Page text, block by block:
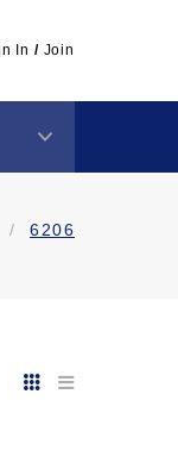
In / Join
/ 6206